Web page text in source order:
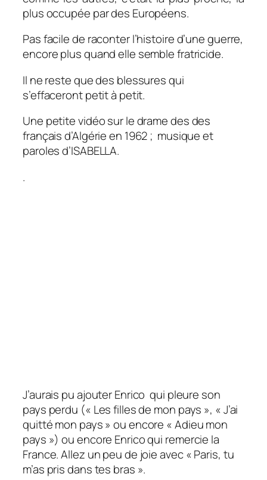
plus occupée par des Européens.
Pas facile de raconter l’histoire d’une guerre,
encore plus quand elle semble fratricide.
Il ne reste que des blessures qui
s’effaceront petit à petit.
Une petite vidéo sur le drame des des
français d’Algérie en 1962 ; musique et
paroles d’ISABELLA.
.
J’aurais pu ajouter Enrico qui pleure son
pays perdu (« Les filles de mon pays », « J’ai
quitté mon pays » ou encore « Adieu mon
pays ») ou encore Enrico qui remercie la
France. Allez un peu de joie avec « Paris, tu
m’as pris dans tes bras ».